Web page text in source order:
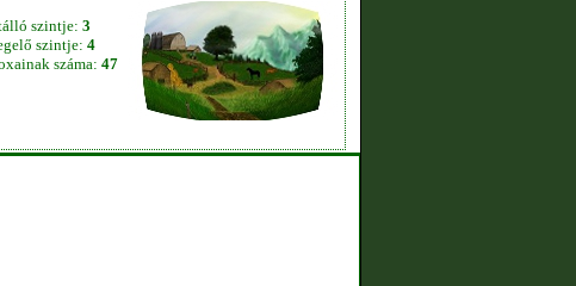
szintje: 3
szintje: 4
száma: 47